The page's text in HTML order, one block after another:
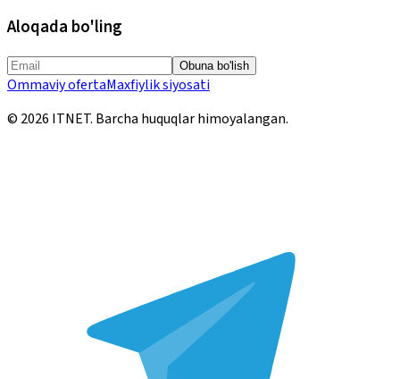
Aloqada bo'ling
Obuna bo'lish
Ommaviy ofertaMaxfiylik siyosati
© 2026 ITNET. Barcha huquqlar himoyalangan.